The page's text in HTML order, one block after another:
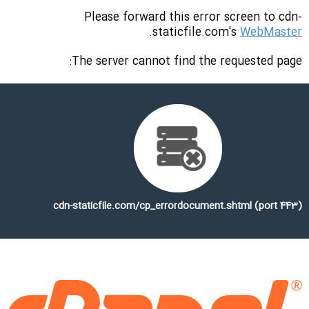
Please forward this error screen to cdn-
staticfile.com's WebMaster
.
The server cannot find the requested page:
cdn-staticfile.com/cp_errordocument.shtml (port 443)